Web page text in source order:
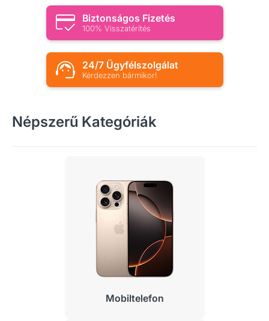
Biztonságos Fizetés
100% Visszatérítés
24/7 Ügyfélszolgálat
Kérdezzen bármikor!
Népszerű Kategóriák
Mobiltelefon